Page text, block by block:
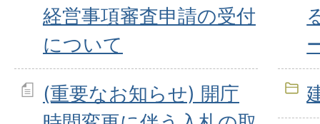
経営事項審査申請の受付
について
(重要なお知らせ) 開庁